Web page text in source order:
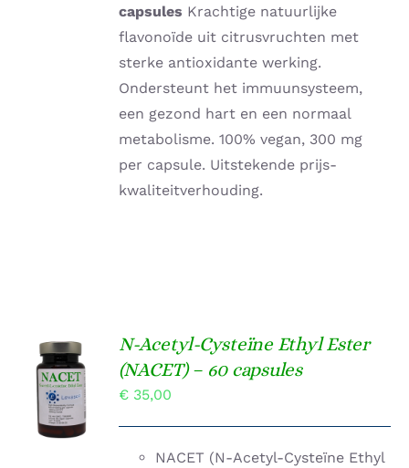
capsules Krachtige natuurlijke
flavonoïde uit citrusvruchten met
sterke antioxidante werking.
Ondersteunt het immuunsysteem,
een gezond hart en een normaal
metabolisme. 100% vegan, 300 mg
per capsule. Uitstekende prijs-
kwaliteitverhouding.
TOEVOEGEN
AAN
WINKELWAGEN
/
DETAILS
N-Acetyl-Cysteïne Ethyl Ester
(NACET) – 60 capsules
€ 35,00
NACET (N-Acetyl-Cysteïne Ethyl